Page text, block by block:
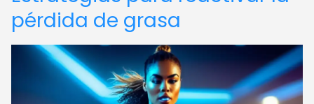
pérdida de grasa